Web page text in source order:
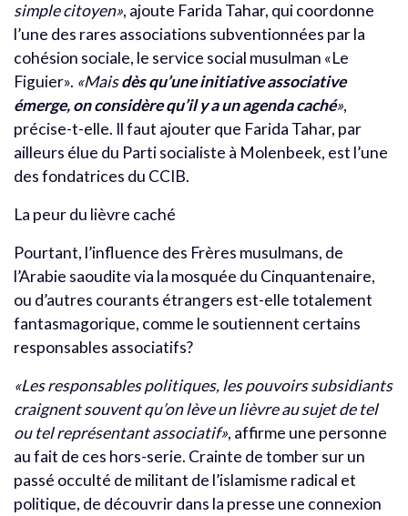
simple citoyen», ajoute Farida Tahar, qui coordonne
l’une des rares associations subventionnées par la
cohésion sociale, le service social musulman «Le
Figuier». «Maisdès qu’une initiative associative
émerge, on considère qu’il y a un agenda caché»,
précise-t-elle. Il faut ajouter que Farida Tahar, par
ailleurs élue du Parti socialiste à Molenbeek, est l’une
des fondatrices du CCIB.
La peur du lièvre caché
Pourtant, l’influence des Frères musulmans, de
l’Arabie saoudite via la mosquée du Cinquantenaire,
ou d’autres courants étrangers est-elle totalement
fantasmagorique, comme le soutiennent certains
responsables associatifs?
«Les responsables politiques, les pouvoirs subsidiants
craignent souvent qu’on lève un lièvre au sujet de tel
ou tel représentant associatif», affirme une personne
au fait de ces hors-serie. Crainte de tomber sur un
passé occulté de militant de l’islamisme radical et
politique, de découvrir dans la presse une connexion